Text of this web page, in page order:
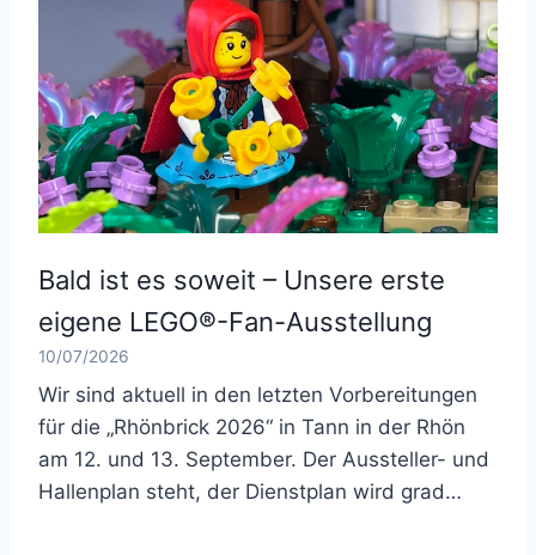
Bald ist es soweit – Unsere erste
eigene LEGO®-Fan-Ausstellung
10/07/2026
Wir sind aktuell in den letzten Vorbereitungen
für die „Rhönbrick 2026“ in Tann in der Rhön
am 12. und 13. September. Der Aussteller- und
Hallenplan steht, der Dienstplan wird grad…